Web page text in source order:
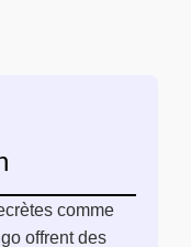
comme
offrent des